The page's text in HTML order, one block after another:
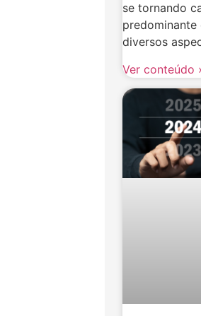
se tornando
diversos
Ver conteúdo